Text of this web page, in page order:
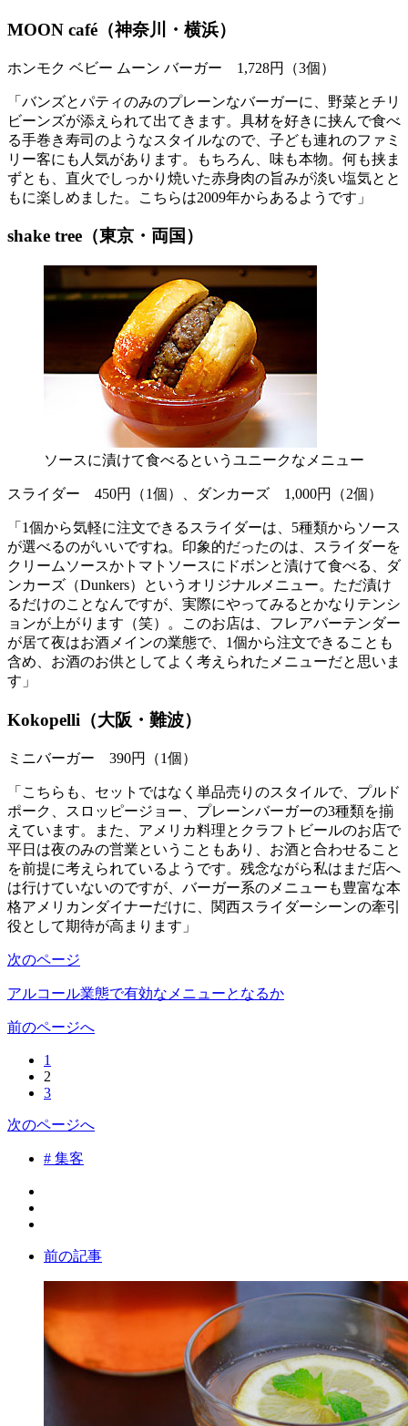
MOON café（神奈川・横浜）
ホンモク ベビー ムーン バーガー 1,728円（3個）
「バンズとパティのみのプレーンなバーガーに、野菜とチリ
ビーンズが添えられて出てきます。具材を好きに挟んで食べ
る手巻き寿司のようなスタイルなので、子ども連れのファミ
リー客にも人気があります。もちろん、味も本物。何も挟ま
ずとも、直火でしっかり焼いた赤身肉の旨みが淡い塩気とと
もに楽しめました。こちらは2009年からあるようです」
shake tree（東京・両国）
ソースに漬けて食べるというユニークなメニュー
スライダー 450円（1個）、ダンカーズ 1,000円（2個）
「1個から気軽に注文できるスライダーは、5種類からソース
が選べるのがいいですね。印象的だったのは、スライダーを
クリームソースかトマトソースにドボンと漬けて食べる、ダ
ンカーズ（Dunkers）というオリジナルメニュー。ただ漬け
るだけのことなんですが、実際にやってみるとかなりテンシ
ョンが上がります（笑）。このお店は、フレアバーテンダー
が居て夜はお酒メインの業態で、1個から注文できることも
含め、お酒のお供としてよく考えられたメニューだと思いま
す」
Kokopelli（大阪・難波）
ミニバーガー 390円（1個）
「こちらも、セットではなく単品売りのスタイルで、プルド
ポーク、スロッピージョー、プレーンバーガーの3種類を揃
えています。また、アメリカ料理とクラフトビールのお店で
平日は夜のみの営業ということもあり、お酒と合わせること
を前提に考えられているようです。残念ながら私はまだ店へ
は行けていないのですが、バーガー系のメニューも豊富な本
格アメリカンダイナーだけに、関西スライダーシーンの牽引
役として期待が高まります」
次のページ
アルコール業態で有効なメニューとなるか
前のページへ
1
2
3
次のページへ
# 集客
前の記事